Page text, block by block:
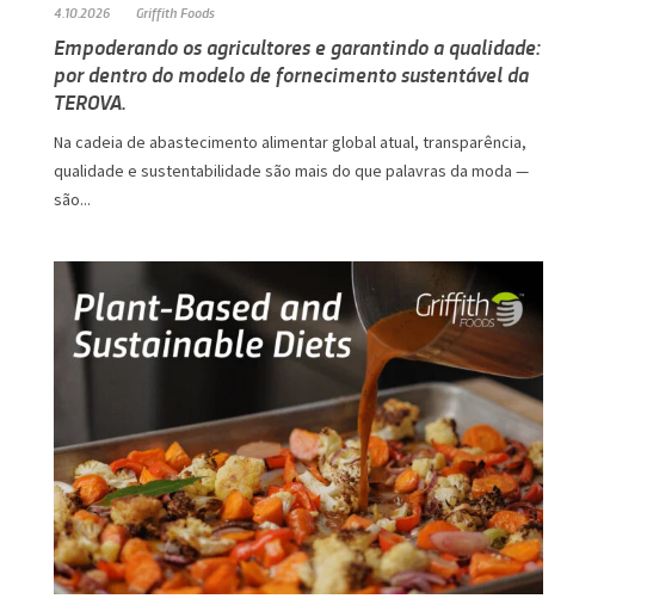
4.10.2026 Griffith Foods
Empoderando os agricultores e garantindo a qualidade:
por dentro do modelo de fornecimento sustentável da
TEROVA.
Na cadeia de abastecimento alimentar global atual, transparência,
qualidade e sustentabilidade são mais do que palavras da moda —
são...